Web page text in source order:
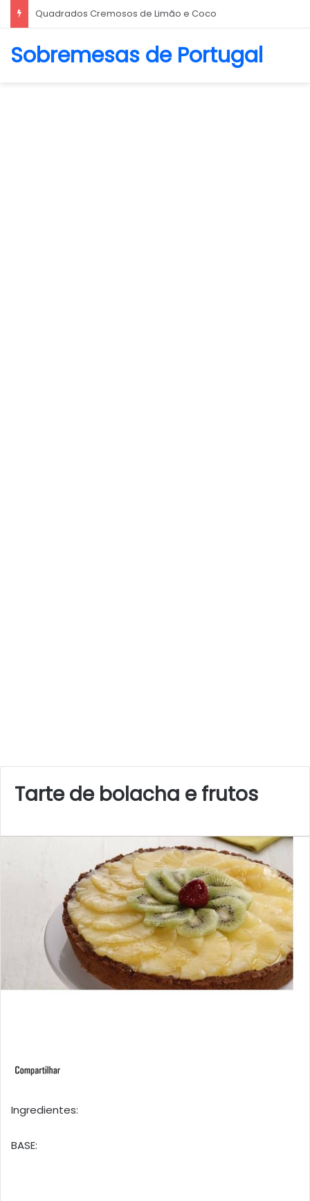
Biscoito Amanteigado
Sobremesas de Portugal
Tarte de bolacha e frutos
Ingredientes:
BASE: